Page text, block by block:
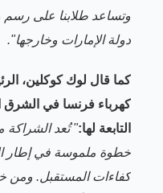
وتساعد طلابنا على رسم
دولة الإمارات وخارجها".
كما قال لوك كوكلين،
كهرباء فرنسا في
التابعة لها:
" تُعد الشراكة
خطوة ملموسة في إطار
كفاءات المستقبل. ومن